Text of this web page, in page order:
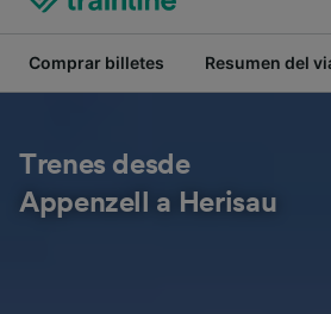
Comprar billetes Resumen del
Trenes desde
Appenzell a Herisau